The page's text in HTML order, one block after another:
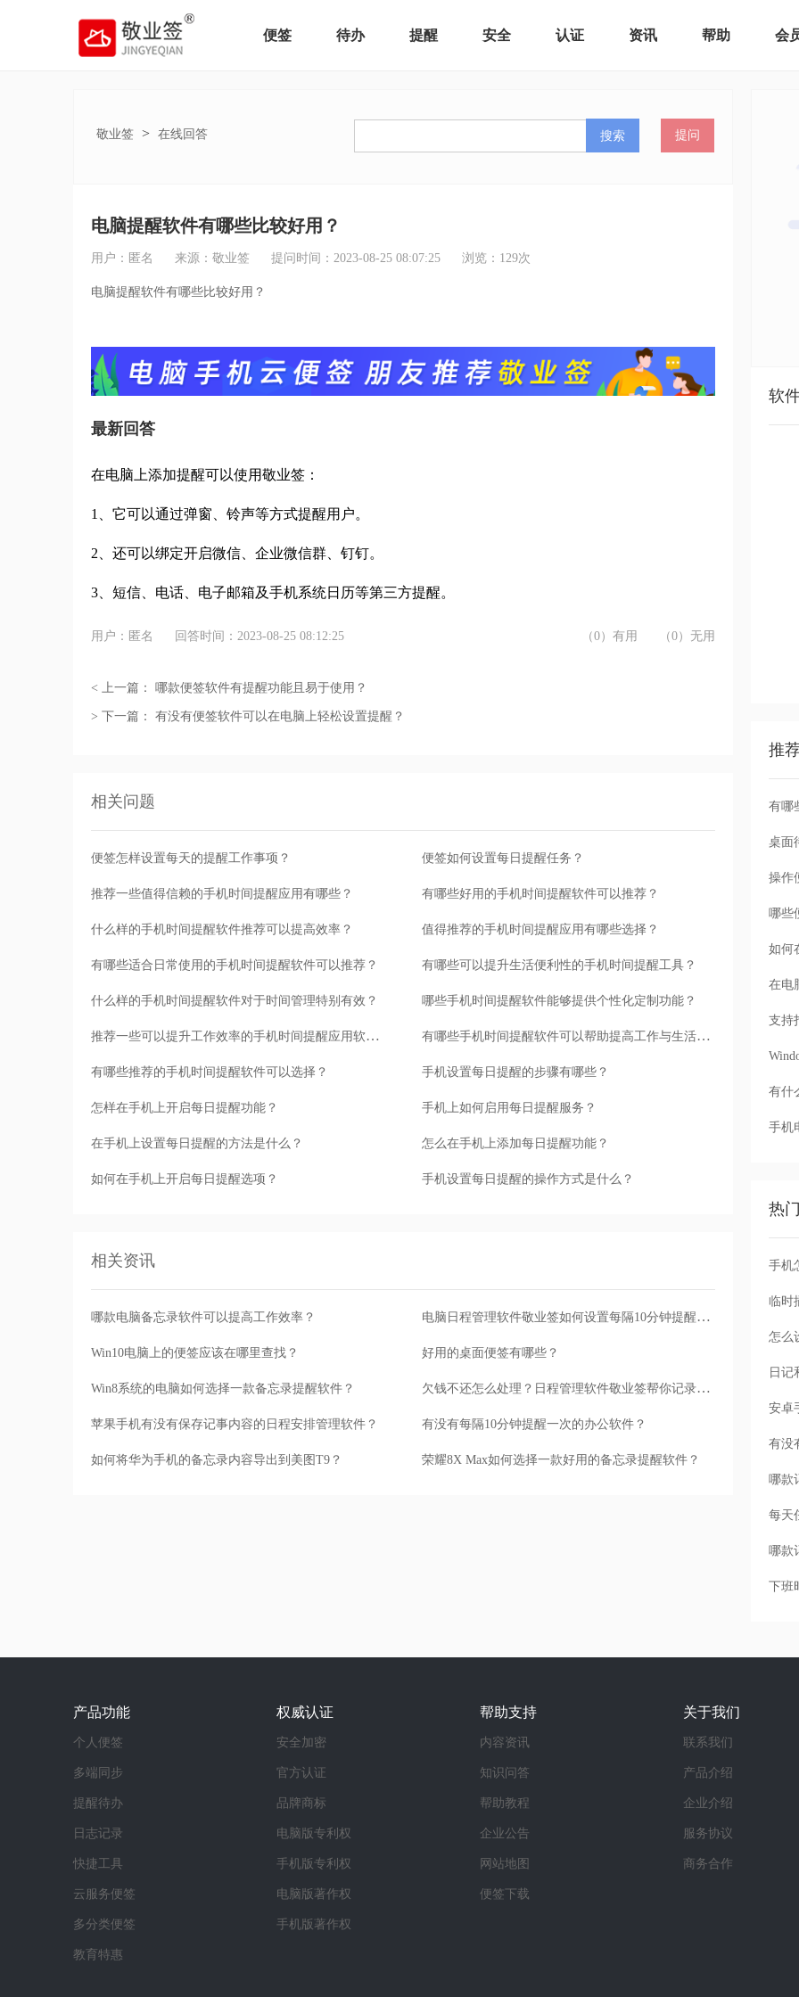
便签 待办 提醒 安全 认证 资讯 帮助 会
敬业签 > 在线回答 搜索 提问
电脑提醒软件有哪些比较好用？
用户：匿名 来源：敬业签 提问时间：2023-08-25 08:07:25 浏览： 129次
电脑提醒软件有哪些比较好用？
最新回答
在电脑上添加提醒可以使用敬业签：
1 、它可以通过弹窗、铃声等方式提醒用户。
2 、还可以绑定开启微信、企业微信群、钉钉。
3 、短信、电话、电子邮箱及手机系统日历等第三方提醒。
用户：匿名 回答时间：2023-08-25 08:12:25 （0）有用 （0）无用
< 上一篇： 哪款便签软件有提醒功能且易于使用？
> 下一篇： 有没有便签软件可以在电脑上轻松设置提醒？
相关问题
便签怎样设置每天的提醒工作事项？ 便签如何设置每日提醒任务？
推荐一些值得信赖的手机时间提醒应用有哪些？ 有哪些好用的手机时间提醒软件可以推荐？
什么样的手机时间提醒软件推荐可以提高效率？ 值得推荐的手机时间提醒应用有哪些选择？
有哪些适合日常使用的手机时间提醒软件可以推荐？ 有哪些可以提升生活便利性的手机时间提醒工具？
什么样的手机时间提醒软件对于时间管理特别有效？ 哪些手机时间提醒软件能够提供个性化定制功能？
推荐一些可以提升工作效率的手机时间提醒应用软件。 有哪些手机时间提醒软件可以帮助提高工作与生活的组织能力？
有哪些推荐的手机时间提醒软件可以选择？ 手机设置每日提醒的步骤有哪些？
怎样在手机上开启每日提醒功能？ 手机上如何启用每日提醒服务？
在手机上设置每日提醒的方法是什么？ 怎么在手机上添加每日提醒功能？
如何在手机上开启每日提醒选项？ 手机设置每日提醒的操作方式是什么？
相关资讯
哪款电脑备忘录软件可以提高工作效率？ 电脑日程管理软件敬业签如何设置每隔10分钟提醒一次？
Win10电脑上的便签应该在哪里查找？ 好用的桌面便签有哪些？
Win8系统的电脑如何选择一款备忘录提醒软件？ 欠钱不还怎么处理？日程管理软件敬业签帮你记录账务纠纷
苹果手机有没有保存记事内容的日程安排管理软件？ 有没有每隔10分钟提醒一次的办公软件？
如何将华为手机的备忘录内容导出到美图T9？ 荣耀8X Max如何选择一款好用的备忘录提醒软件？
软
推
有哪
桌面
操作
哪些
如何
在电
支持
有什
手机
热
手机
怎么
每天
下班
产品功能
个人便签
多端同步
提醒待办
日志记录
快捷工具
云服务便签
多分类便签
教育特惠
权威认证
安全加密
官方认证
品牌商标
电脑版专利权
手机版专利权
电脑版著作权
手机版著作权
帮助支持
内容资讯
知识问答
帮助教程
企业公告
网站地图
便签下载
关于我们
联系我们
产品介绍
企业介绍
服务协议
商务合作